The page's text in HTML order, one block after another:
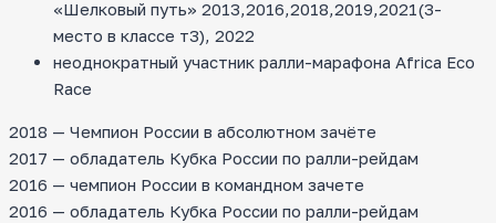
«Шелковый путь» 2013,2016,2018,2019,2021(3-
место в классе т3), 2022
неоднократный участник ралли-марафона Africa Eco
Race
2018 — Чемпион России в абсолютном зачёте
2017 — обладатель Кубка России по ралли-рейдам
2016 — чемпион России в командном зачете
2016 — обладатель Кубка России по ралли-рейдам